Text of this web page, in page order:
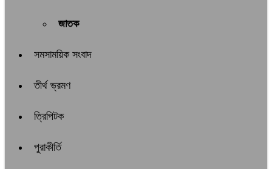
জাতক
সমসাময়িক সংবাদ
তীর্থ ভ্রমণ
ত্রিপিটক
পুরাকীর্তি